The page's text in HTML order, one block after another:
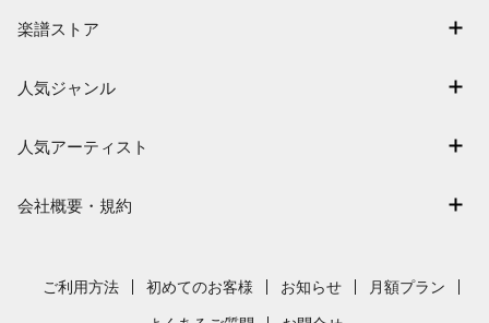
退会はこちら
楽譜ストア
難易度別に探す
まもなく配信
人気ジャンル
保育
発表会
人気アーティスト
新沢としひこ
会社概要・規約
採用情報
ご利用方法 初めてのお客様 お知らせ 月額プラン